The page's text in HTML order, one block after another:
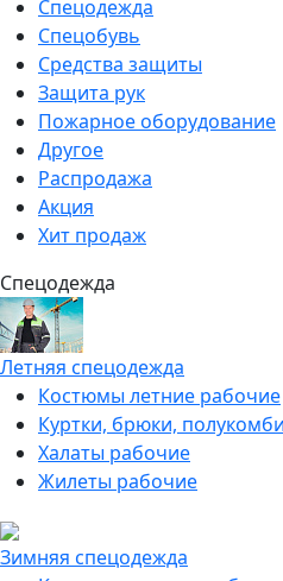
Спецодежда
Спецобувь
Средства защиты
Защита рук
Пожарное оборудование
Другое
Распродажа
Акция
Хит продаж
Спецодежда
Летняя спецодежда
Костюмы летние рабочие
Куртки, брюки,
Халаты рабочие
Жилеты рабочие
Зимняя спецодежда